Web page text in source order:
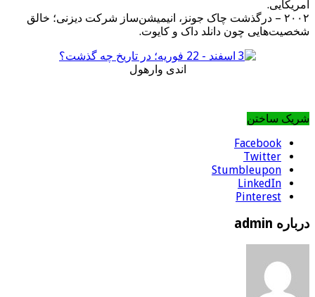
آمریکایی.
۲۰۰۲ – درگذشت چاک جونز، انیمیشن‌ساز شرکت دیزنی؛ خالق
شخصیت‌هایی چون دانلد داک و کایوت.
اندی وارهول
شریک ساختن
Facebook
Twitter
Stumbleupon
LinkedIn
Pinterest
درباره admin